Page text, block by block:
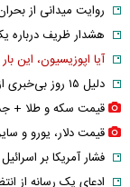
روایت میدانی از
هشدار ظریف درباره
آیا اپوزیسیون، این
دلیل ۱۵ روز بی‌خبری از حمیدرضا رجب‌زاده
قیمت سکه و طلا +
قیمت دلار، یورو و
فشار آمریکا بر
ادعای یک رسانه از